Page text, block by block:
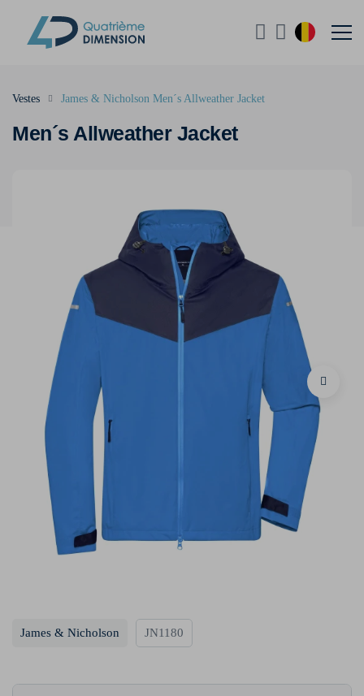
Men´s Allweather Jacket
Vestes James & Nicholson Men´s Allweather Jacket
James & Nicholson JN1180